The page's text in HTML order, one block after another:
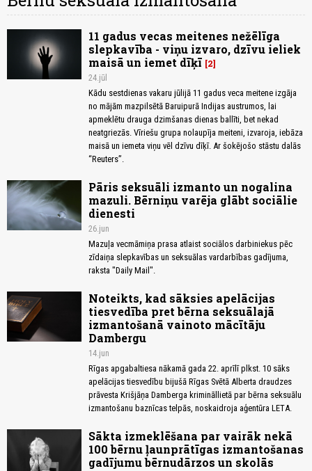
11 gadus vecas meitenes nežēlīga
slepkavība - viņu izvaro, dzīvu ieliek
maisā un iemet dīķī 2
24.jūl
Kādu sestdienas vakaru jūlijā 11 gadus veca meitene izgāja
no mājām mazpilsētā Baruipurā Indijas austrumos, lai
apmeklētu drauga dzimšanas dienas ballīti, bet nekad
neatgriezās. Vīriešu grupa nolaupīja meiteni, izvaroja, iebāza
maisā un iemeta viņu vēl dzīvu dīķī. Ar šokējošo stāstu dalās
“Reuters”.
Pāris seksuāli izmanto un nogalina
mazuli. Bērniņu varēja glābt sociālie
dienesti
26.jun
Mazuļa vecmāmiņa prasa atlaist sociālos darbiniekus pēc
zīdaiņa slepkavības un seksuālas vardarbības gadījuma,
raksta "Daily Mail".
Noteikts, kad sāksies apelācijas
tiesvedība pret bērna seksuālajā
izmantošanā vainoto mācītāju
Dambergu
14.jun
Rīgas apgabaltiesa nākamā gada 22. aprīlī plkst. 10 sāks
apelācijas tiesvedību bijušā Rīgas Svētā Alberta draudzes
prāvesta Krišjāņa Damberga krimināllietā par bērna seksuālu
izmantošanu baznīcas telpās, noskaidroja aģentūra LETA.
Sākta izmeklēšana par vairāk nekā
100 bērnu ļaunprātīgas izmantošanas
gadījumu bērnudārzos un skolās